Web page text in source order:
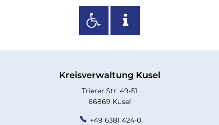
Kreisverwaltung Kusel
Trierer Str. 49-51
66869 Kusel
+49 6381 424-0